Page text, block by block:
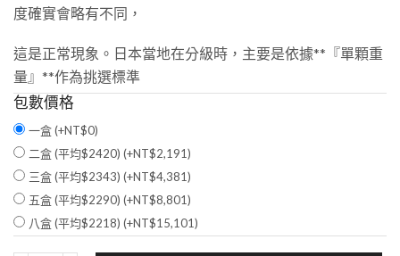
度確實會略有不同，
這是正常現象。日本當地在分級時，主要是依據**『單顆重
量』**作為挑選標準
包數價格
一盒 (+NT$0)
二盒 (平均$2420) (+NT$2,191)
三盒 (平均$2343) (+NT$4,381)
五盒 (平均$2290) (+NT$8,801)
八盒 (平均$2218) (+NT$15,101)